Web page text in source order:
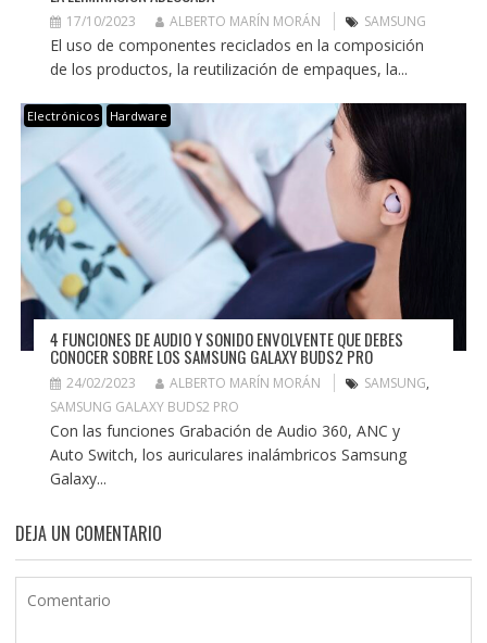
17/10/2023 ALBERTO MARÍN MORÁN SAMSUNG
El uso de componentes reciclados en la composición
de los productos, la reutilización de empaques, la...
Electrónicos Hardware
4 FUNCIONES DE AUDIO Y SONIDO ENVOLVENTE QUE DEBES
CONOCER SOBRE LOS SAMSUNG GALAXY BUDS2 PRO
24/02/2023 ALBERTO MARÍN MORÁN SAMSUNG,
SAMSUNG GALAXY BUDS2 PRO
Con las funciones Grabación de Audio 360, ANC y
Auto Switch, los auriculares inalámbricos Samsung
Galaxy...
DEJA UN COMENTARIO